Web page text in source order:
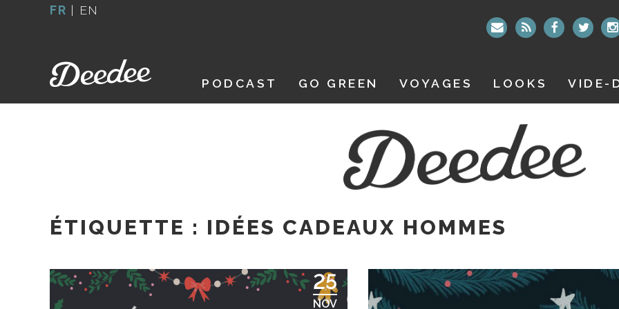
FR | EN
PODCAST GO GREEN VOYAGES LOOKS VIDE-
ÉTIQUETTE : IDÉES CADEAUX HOMMES
25
NOV